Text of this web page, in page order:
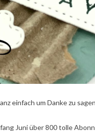
einfach um Danke zu
Juni über 800 tolle